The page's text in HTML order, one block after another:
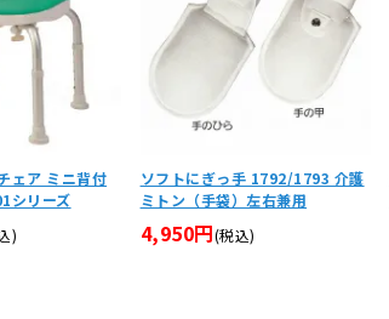
ェア ミニ背付
シリーズ
)
ソフトにぎっ手 1792/1793 介護
ミトン（手袋）左右兼用
4,950円(税込)